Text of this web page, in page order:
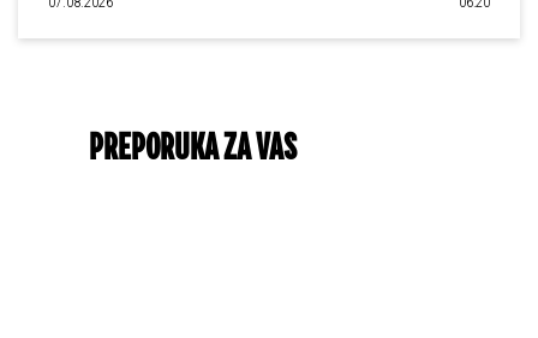
PREPORUKA ZA VAS